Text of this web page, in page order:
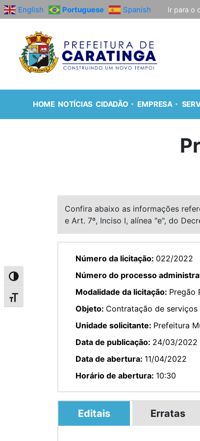
Alternar alto contraste
Alternar tamanho da fonte
English Portuguese Spanish Ir para o
HOME NOTÍCIAS CIDADÃO EMPRESA
Confira abaixo as informações
e Art. 7º, Inciso I, alínea "e", do
Número da licitação: 022/2022
Número do processo
Modalidade da licitação: Pregão
Objeto: Contratação de
Unidade solicitante: Prefeitura
Data de publicação: 24/03/2022
Data de abertura: 11/04/2022
Horário de abertura: 10:30
Editais Erratas